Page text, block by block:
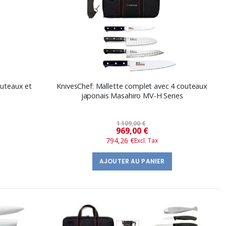
et
KnivesChef: Mallette complet avec 4 couteaux
japonais Masahiro MV-H Series
1 109,00 €
Prix
spécial
969,00 €
794,26 €
AJOUTER AU PANIER